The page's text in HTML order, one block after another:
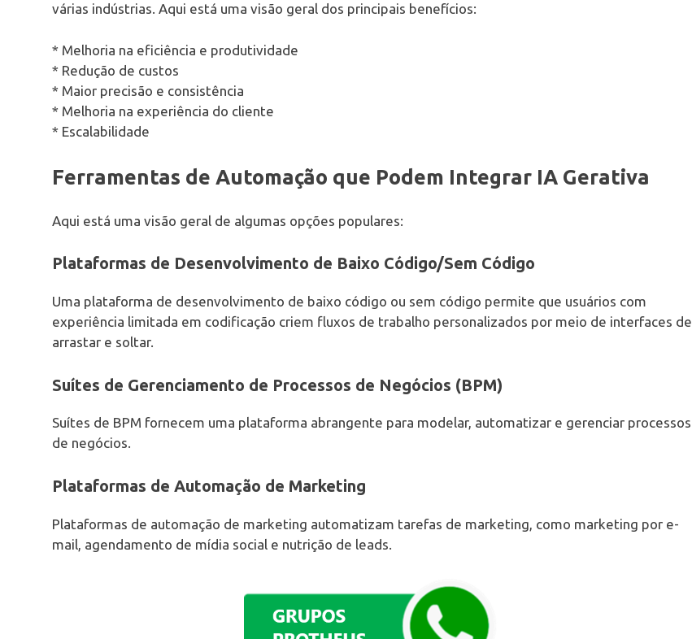
várias indústrias. Aqui está uma visão geral dos principais benefícios:
* Melhoria na eficiência e produtividade
* Redução de custos
* Maior precisão e consistência
* Melhoria na experiência do cliente
* Escalabilidade
Ferramentas de Automação que Podem Integrar IA Gerativa
Aqui está uma visão geral de algumas opções populares:
Plataformas de Desenvolvimento de Baixo Código/Sem Código
Uma plataforma de desenvolvimento de baixo código ou sem código permite que usuários com
experiência limitada em codificação criem fluxos de trabalho personalizados por meio de interfaces de
arrastar e soltar.
Suítes de Gerenciamento de Processos de Negócios (BPM)
Suítes de BPM fornecem uma plataforma abrangente para modelar, automatizar e gerenciar processos
de negócios.
Plataformas de Automação de Marketing
Plataformas de automação de marketing automatizam tarefas de marketing, como marketing por e-
mail, agendamento de mídia social e nutrição de leads.